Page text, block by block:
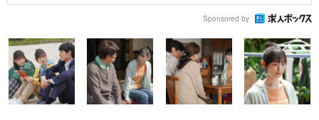
Sponsored by